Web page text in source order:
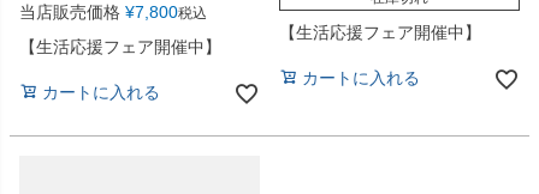
当店販売価格 ¥7,800税込
【生活応援フェア開催中】
カートに入れる
【生活応援フェア開催中】
カートに入れる